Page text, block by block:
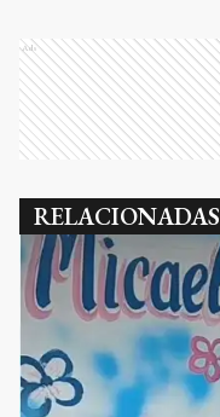
Ads
RELACIONADAS